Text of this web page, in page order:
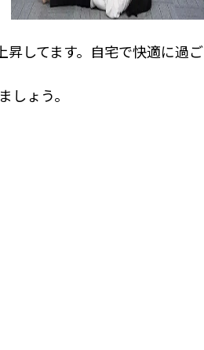
昇してます。自宅で快適に過ご
しょう。